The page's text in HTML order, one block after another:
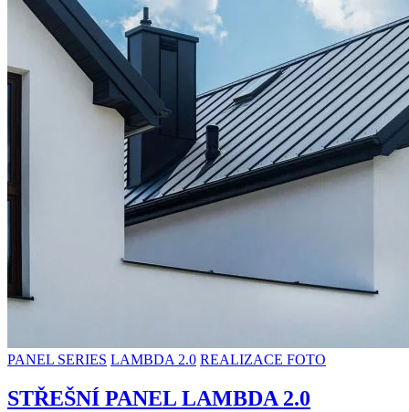
PANEL SERIES LAMBDA 2.0 REALIZACE FOTO
STŘEŠNÍ PANEL LAMBDA 2.0